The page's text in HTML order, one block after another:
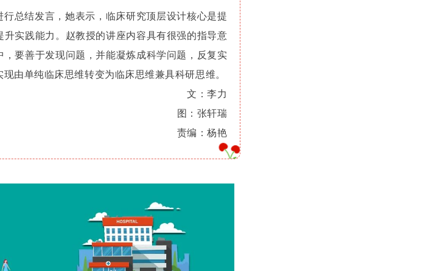
总结发言，她表示，临床研究顶层设计核心是提
实践能力。赵教授的讲座内容具有很强的指导意
，要善于发现问题，并能凝炼成科学问题，反复实
由单纯临床思维转变为临床思维兼具科研思维。
文：李力
图：张轩瑞
责编：杨艳